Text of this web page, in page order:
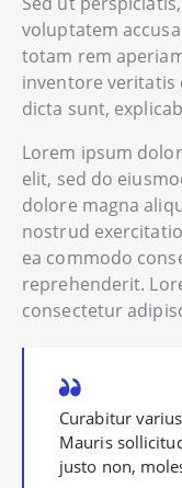
voluptatem
totam rem
inventore veritatis
dicta sunt,
Lorem ipsum
elit, sed do
dolore magna
nostrud
ea commodo
reprehenderit.
consectetur
Curabitur
Mauris
justo non,